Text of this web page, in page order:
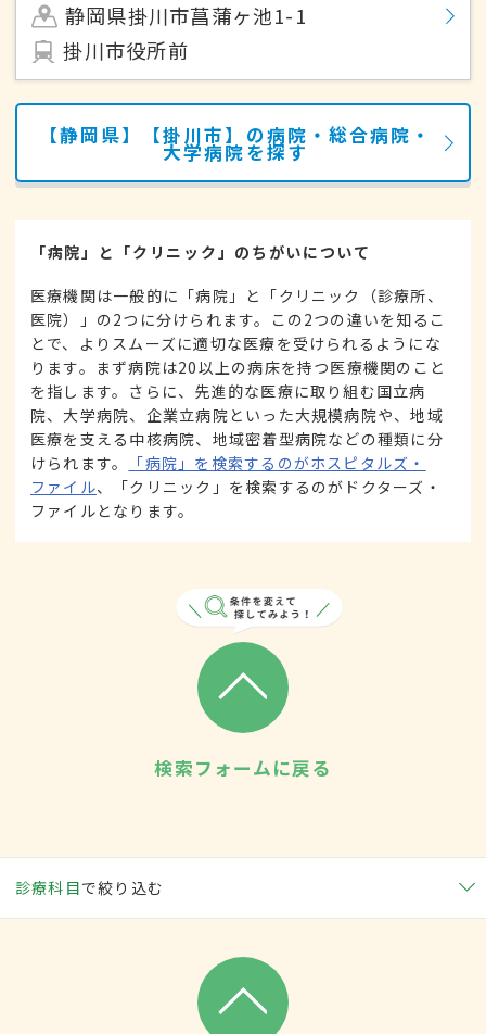
静岡県掛川市菖蒲ヶ池1-1
掛川市役所前
【静岡県】【掛川市】の病院・総合病院・
大学病院を探す
「病院」と「クリニック」のちがいについて
医療機関は一般的に「病院」と「クリニック（診療所、
医院）」の2つに分けられます。この2つの違いを知るこ
とで、よりスムーズに適切な医療を受けられるようにな
ります。まず病院は20以上の病床を持つ医療機関のこと
を指します。さらに、先進的な医療に取り組む国立病
院、大学病院、企業立病院といった大規模病院や、地域
医療を支える中核病院、地域密着型病院などの種類に分
けられます。
「病院」を検索するのがホスピタルズ・
ファイル、「クリニック」を検索するのがドクターズ・
ファイルとなります。
検索フォームに戻る
診療科目で絞り込む